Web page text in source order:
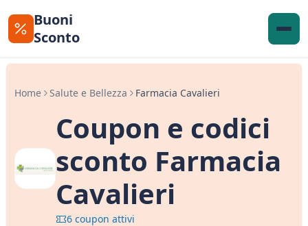
Buoni
Sconto
Home Salute e Bellezza Farmacia Cavalieri
Coupon e codici
sconto Farmacia
Cavalieri
6 coupon attivi